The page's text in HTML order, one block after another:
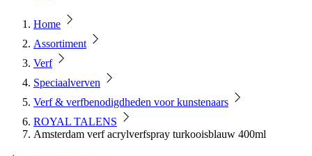
Home
Assortiment
Verf
Speciaalverven
Verf & verfbenodigdheden voor kunstenaars
ROYAL TALENS
Amsterdam verf acrylverfspray turkooisblauw 400ml